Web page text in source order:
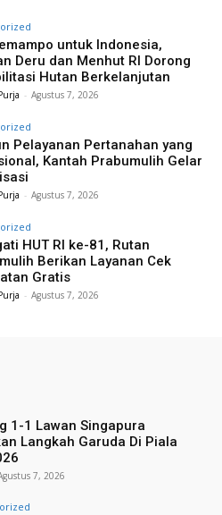
untuk Indonesia,
Deru dan Menhut RI Dorong
Hutan Berkelanjutan
- Agustus 7, 2026
Pelayanan Pertanahan yang
Kantah Prabumulih Gelar
- Agustus 7, 2026
HUT RI ke-81, Rutan
Berikan Layanan Cek
Gratis
- Agustus 7, 2026
1-1 Lawan Singapura
Langkah Garuda Di Piala
7, 2026